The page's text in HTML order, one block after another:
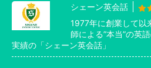
シェーン英会話
1977年に創業して以
師による”本当”の英
実績の「シェーン英会話」